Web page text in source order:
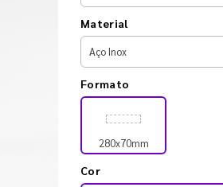
Material
Formato
280x70mm
Cor